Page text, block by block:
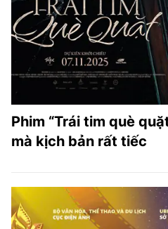
Phim “Trái tim què
mà kịch bản rất tiếc